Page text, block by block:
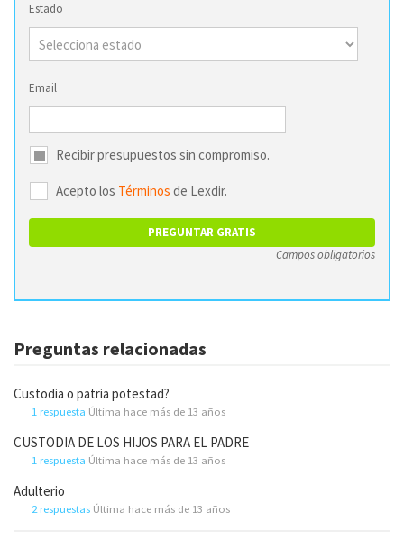
Estado
Email
Recibir presupuestos sin compromiso.
Acepto los Términos de Lexdir.
Campos obligatorios
Preguntas relacionadas
Custodia o patria potestad?
1 respuesta Última hace más de 13 años
CUSTODIA DE LOS HIJOS PARA EL PADRE
1 respuesta Última hace más de 13 años
Adulterio
2 respuestas Última hace más de 13 años